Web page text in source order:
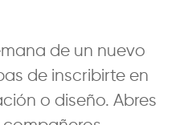
de un nuevo
de inscribirte en
o diseño. Abres